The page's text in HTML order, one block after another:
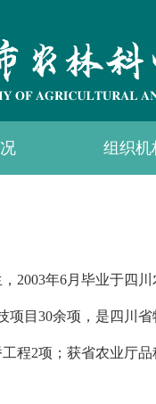
组织机
2003年6月毕业于四
项目30余项，是四川
程2项；获省农业厅